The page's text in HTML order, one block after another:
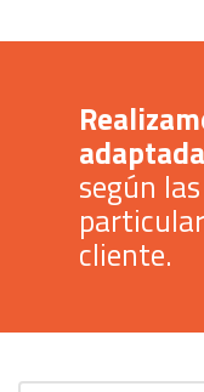
según
cliente.